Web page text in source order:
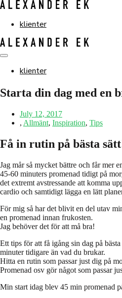
Skip
contentklienter
Menu
Toggleklienter
Starta din dag med en
July 12, 2017
, Allmänt, Inspiration, Tips
Få in rutin på bästa
Jag mår så mycket bättre och får mer
45-60 minuters promenad tidigt på
det extremt avstressande att komma
cardio och samtidigt lägga en lätt
För mig så har det blivit en del utav
en promenad innan frukosten.
Jag behöver det för att må bra!
Ett tips för att få igång sin dag på
minuter tidigare än vad du brukar.
Hitta en rutin som passar just dig på
Promenad osv gör något som passar
Min start idag blev 45 min promenad